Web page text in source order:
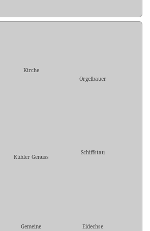
Kirche
Orgelbauer
Kühler Genuss
Schiffstau
Gemeine
Eidechse